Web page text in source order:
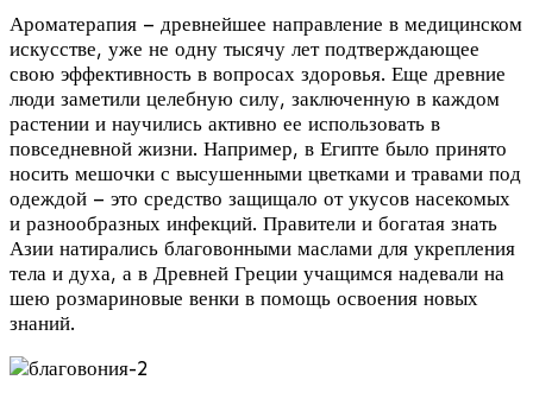
Ароматерапия – древнейшее направление в медицинском
искусстве, уже не одну тысячу лет подтверждающее
свою эффективность в вопросах здоровья. Еще древние
люди заметили целебную силу, заключенную в каждом
растении и научились активно ее использовать в
повседневной жизни. Например, в Египте было принято
носить мешочки с высушенными цветками и травами под
одеждой – это средство защищало от укусов насекомых
и разнообразных инфекций. Правители и богатая знать
Азии натирались благовонными маслами для укрепления
тела и духа, а в Древней Греции учащимся надевали на
шею розмариновые венки в помощь освоения новых
знаний.